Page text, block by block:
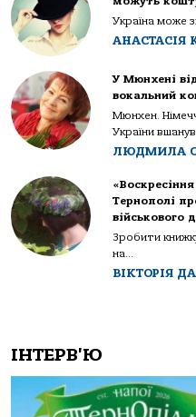
Україна може
АНАСТАСІЯ
У Мюнхені
вокальний
Мюнхен.
України
ЛЮДМИЛА
Тернополі
військового
Зробити
на...
ВІКТОРІЯ
ІНТЕРВ'Ю